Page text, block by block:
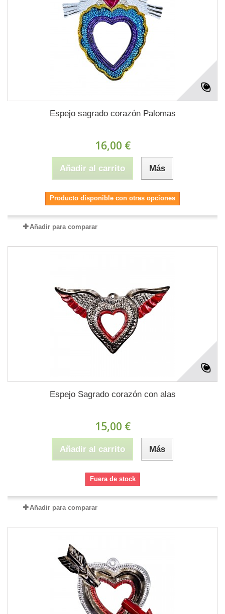
Espejo sagrado corazón Palomas
16,00 €
Añadir al carrito Más
Producto disponible con otras opciones
Añadir para comparar
Espejo Sagrado corazón con alas
15,00 €
Añadir al carrito Más
Fuera de stock
Añadir para comparar